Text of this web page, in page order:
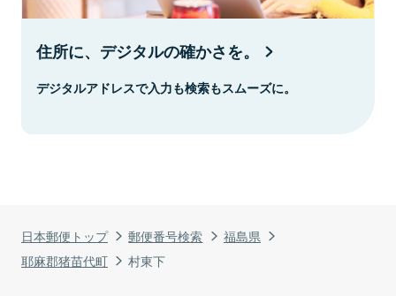
日本郵便トップ 郵便番号検索
福島県
耶麻郡猪苗代町
村東下
住所に、デジタルの確かさを。
デジタルアドレスで入力も検索もスムーズに。